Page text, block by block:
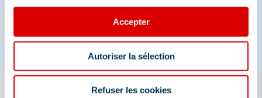
Accepter
Autoriser la sélection
Refuser les cookies